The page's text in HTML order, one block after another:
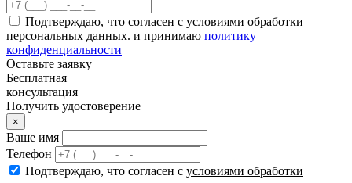
Подтверждаю, что согласен с условиями обработки
персональных данных. и принимаю политику
конфиденциальности
Оставьте заявку
Бесплатная
консультация
Получить удостоверение
×
Ваше имя
Телефон
Подтверждаю, что согласен с условиями обработки